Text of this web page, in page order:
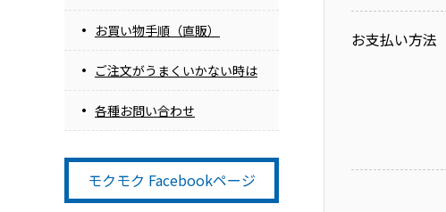
お買い物手順（直販）
ご注文がうまくいかない時は
各種お問い合わせ
モクモク Facebookページ
お支払い方法